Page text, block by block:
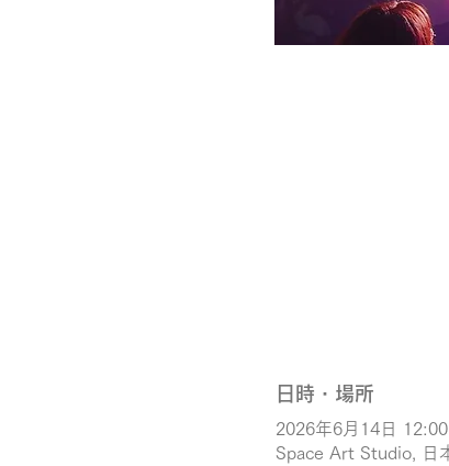
日時・場所
2026年6月14日
Space Art Studio, 日